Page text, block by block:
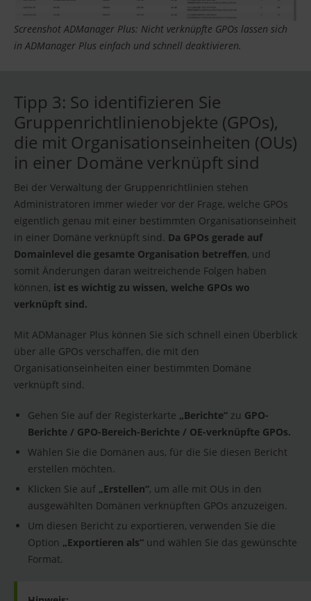
Screenshot ADManager Plus: Nicht verknüpfte GPOs lassen sich
in ADManager Plus einfach und schnell deaktivieren.
Tipp 3: So identifizieren Sie
Gruppenrichtlinienobjekte (GPOs),
die mit Organisationseinheiten (OUs)
in einer Domäne verknüpft sind
Bei der Verwaltung der Gruppenrichtlinien stehen
Administratoren immer wieder vor der Frage, welche GPOs
eigentlich genau mit einer bestimmten Organisationseinheit
in einer Domäne verknüpft sind. Da GPOs gerade auf
Domainlevel die gesamte Organisation betreffen, und
somit Änderungen daran weitreichende Folgen haben
können, ist es wichtig zu wissen, welche GPOs wo
verknüpft sind.
Mit ADManager Plus können Sie sich schnell einen Überblick
über alle GPOs verschaffen, die mit den
Organisationseinheiten einer bestimmten Domäne
verknüpft sind.
Gehen Sie auf der Registerkarte „Berichte“ zu GPO-
Berichte / GPO-Bereich-Berichte / OE-verknüpfte GPOs.
Wählen Sie die Domänen aus, für die Sie diesen Bericht
erstellen möchten.
Klicken Sie auf „Erstellen“, um alle mit OUs in den
ausgewählten Domänen verknüpften GPOs anzuzeigen.
Um diesen Bericht zu exportieren, verwenden Sie die
Option „Exportieren als“ und wählen Sie das gewünschte
Format.